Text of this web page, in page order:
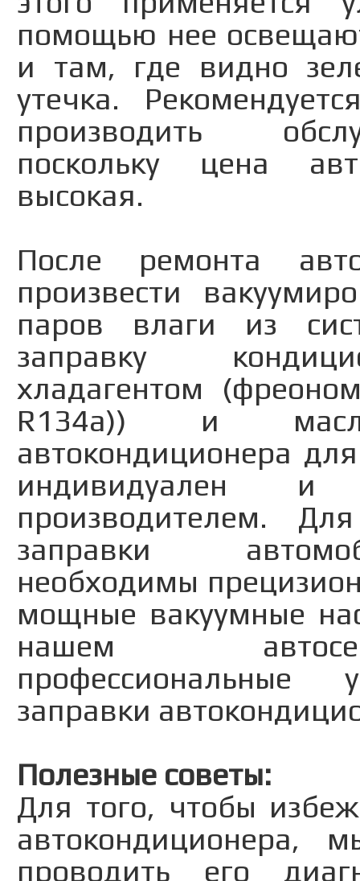
помощью нее
и там, где видно
утечка.
производить
поскольку цена
высокая.
После ремонта
произвести
паров влаги из
заправку
хладагентом
R134a)) и
автокондиционера
индивидуален и
производителем.
заправки
необходимы
мощные вакуумные
нашем
заправки
Полезные советы:
Для того, чтобы
автокондиционера,
проводить его